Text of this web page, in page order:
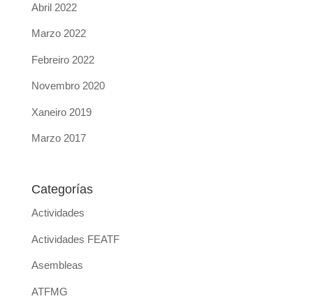
Abril 2022
Marzo 2022
Febreiro 2022
Novembro 2020
Xaneiro 2019
Marzo 2017
Categorías
Actividades
Actividades FEATF
Asembleas
ATFMG